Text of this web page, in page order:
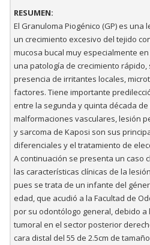
RESUMEN:
El Granuloma Piogénico (GP) es
un crecimiento excesivo del tejido
mucosa bucal muy especialmente
una patología de crecimiento
presencia de irritantes locales,
factores. Tiene importante
entre la segunda y quinta década
malformaciones vasculares, lesión
y sarcoma de Kaposi son sus
diferenciales y el tratamiento de
A continuación se presenta un caso
las características clínicas de la
pues se trata de un infante del
edad, que acudió a la Facultad de
por su odontólogo general, debido
tumoral en el sector posterior
cara distal del 55 de 2.5cm de